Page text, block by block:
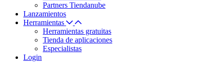
Partners Tiendanube
Lanzamientos
Herramientas
Herramientas gratuitas
Tienda de aplicaciones
Especialistas
Login